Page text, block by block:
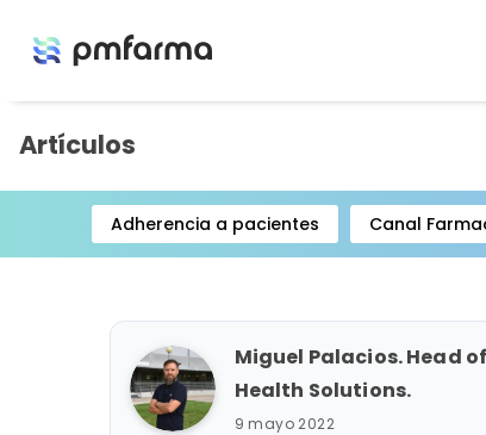
Artículos
Adherencia a pacientes Canal
Item
Miguel Palacios. Head
Health Solutions.
9 mayo 2022